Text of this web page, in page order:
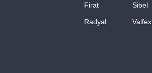
Firat
Radyal
Sibel
Valfex